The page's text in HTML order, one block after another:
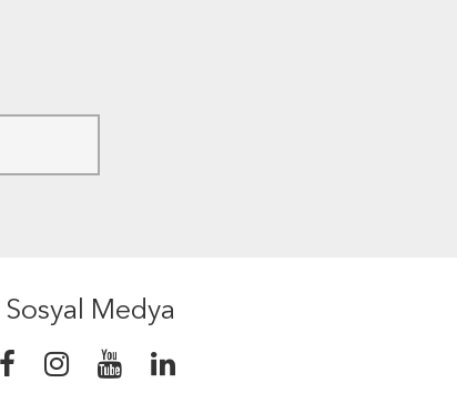
Sosyal Medya